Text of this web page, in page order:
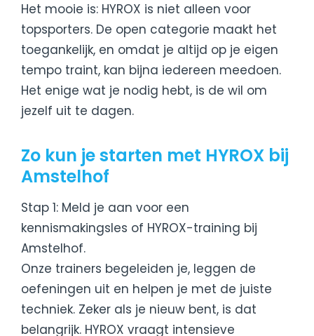
Het mooie is: HYROX is niet alleen voor
topsporters. De open categorie maakt het
toegankelijk, en omdat je altijd op je eigen
tempo traint, kan bijna iedereen meedoen.
Het enige wat je nodig hebt, is de wil om
jezelf uit te dagen.
Zo kun je starten met HYROX bij
Amstelhof
Stap 1: Meld je aan voor een
kennismakingsles of HYROX-training bij
Amstelhof.
Onze trainers begeleiden je, leggen de
oefeningen uit en helpen je met de juiste
techniek. Zeker als je nieuw bent, is dat
belangrijk. HYROX vraagt intensieve